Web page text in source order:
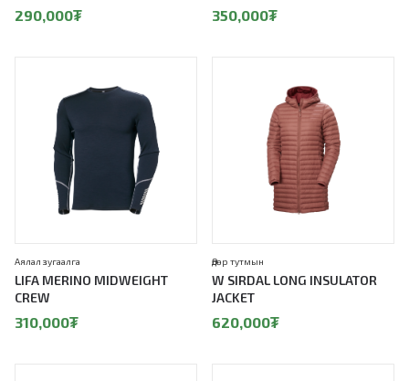
290,000₮ 350,000₮
LIFA MERINO MIDWEIGHT
CREW
Аялал зугаалга
310,000₮
W SIRDAL LONG INSULATOR
JACKET
Өдөр тутмын
620,000₮